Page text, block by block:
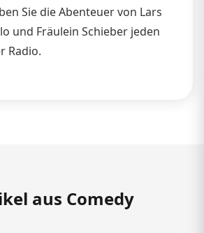
Sie die Abenteuer von Lars
und Fräulein Schieber jeden
Radio.
aus Comedy